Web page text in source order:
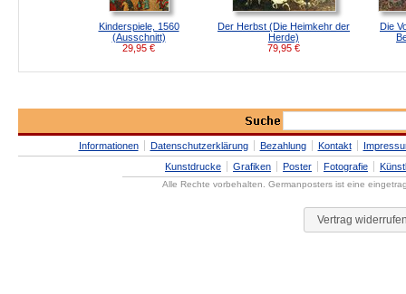
Kinderspiele, 1560
(Ausschnitt)
29,95 €
Der Herbst (Die Heimkehr der
Herde)
79,95 €
Die
Informationen Datenschutzerklärung Bezahlung Kontakt
Kunstdrucke
Grafiken Poster Fotografie
Alle Rechte vorbehalten. Germanposters ist eine
Vertrag